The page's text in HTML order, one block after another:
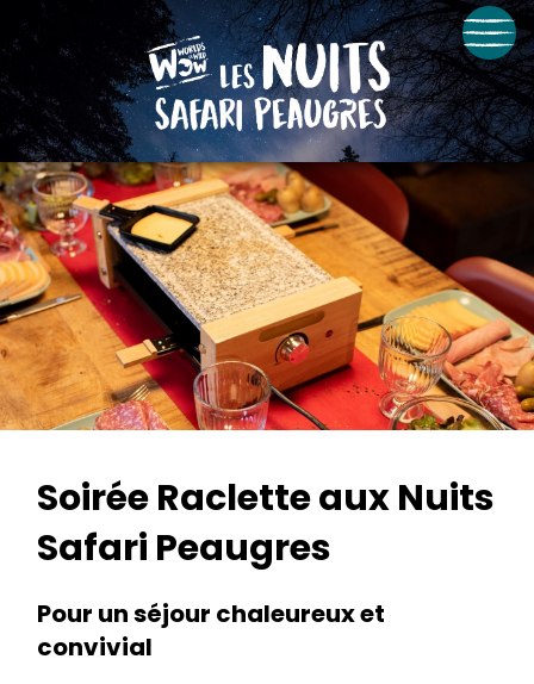
Soirée Raclette aux Nuits
Safari Peaugres
Pour un séjour chaleureux et
convivial